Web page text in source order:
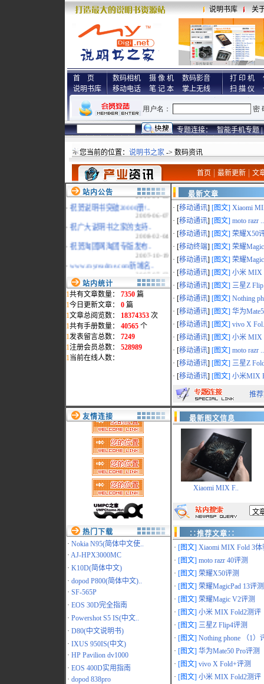
说明书库 关
首 页
说明书库
数码相机 摄 像 机
数码影音
移动电话
笔 记 本 掌上无线
打 印 机
扫 描 仪
专题连接： 智能手机专题 |
您当前的位置： 说明书之家 -> 数码资讯
首页 最新更新 文
站内公告
说明书之家祝福2011年！..
2011-01-01
·祝福2010年!
2010-01-03
祝贺说明书突破20000册!..
2009-06-07
祝广大说明书之家的支持..
2008-02-04
祝贺淘团网淘团专版发布..
2007-10-19
·www.myreadme.com新域名..
2007-07-02
· 本站统一采用www.mydigi..
2007-02-15
·地震影响，部分页面打开..
2006-12-29
· 会员删除通告
2006-11-14
·过节了,给本站添"色"
2006-09-28
·网络维护公告
站内统计
1共有文章数量： 7350 篇
1今日更新文章： 0 篇
1文章总阅览数： 18374353 次
1共有手册数量： 40565 个
1发表留言总数： 7249
1注册会员总数： 528989
1当前在线人数：
最新文章
· [移动通讯] [图文] Xiaomi
· [移动通讯] [图文] moto razr ..
· [移动通讯] [图文] 荣耀X50
· [移动终端] [图文] 荣耀
· [移动通讯] [图文] 荣耀
· [移动通讯] [图文] 小米 MIX
· [移动通讯] [图文] 三星Z
· [移动通讯] [图文] Nothing
· [移动通讯] [图文] 华为
· [移动通讯] [图文] vivo X
· [移动通讯] [图文] 小米 MIX
· [移动通讯] [图文] moto razr ..
· [移动通讯] [图文] 三星Z
· [移动通讯] [图文] 小米MIX
推
友情连接
热门下载
· Nokia N95(简体中文使..
· AJ-HPX3000MC
· K10D(简体中文)
· dopod P800(简体中文)..
· SF-565P
· EOS 30D完全指南
· Powershot S5 IS(中文..
· D80(中文说明书)
· IXUS 950IS(中文)
· HP Pavilion dv1000
· EOS 400D实用指南
· dopod 838pro
最新图文信息
Xiaomi MIX F..
∷推荐文章∷
· [图文] Xiaomi MIX Fold 3体
· [图文] moto razr 40评测
· [图文] 荣耀X50评测
· [图文] 荣耀MagicPad 13评测
· [图文] 荣耀Magic V2评测
· [图文] 小米 MIX Fold2测评
· [图文] 三星Z Flip4评测
· [图文] Nothing phone （1）
· [图文] 华为Mate50 Pro评测
· [图文] vivo X Fold+评测
· [图文] 小米 MIX Fold2测评